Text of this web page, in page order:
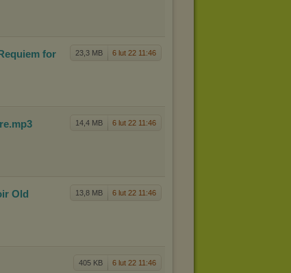
23,3 MB 6 lut 22 11:46
equiem for
14,4 MB 6 lut 22 11:46
.mp3
13,8 MB 6 lut 22 11:46
r Old
405 KB 6 lut 22 11:46